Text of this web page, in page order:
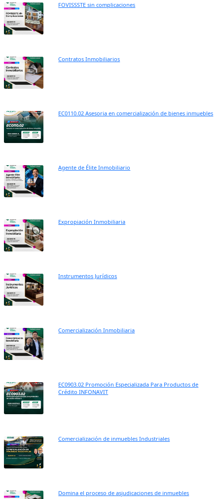
FOVISSSTE sin complicaciones
Contratos Inmobiliarios
EC0110.02 Asesoria en comercialización de bienes inmuebles
Agente de Élite Inmobiliario
Expropiación Inmobiliaria
Instrumentos Jurídicos
Comercialización Inmobiliaria
EC0903.02 Promoción Especializada Para Productos de
Crédito INFONAVIT
Comercialización de inmuebles Industriales
Domina el proceso de asjudicaciones de inmuebles